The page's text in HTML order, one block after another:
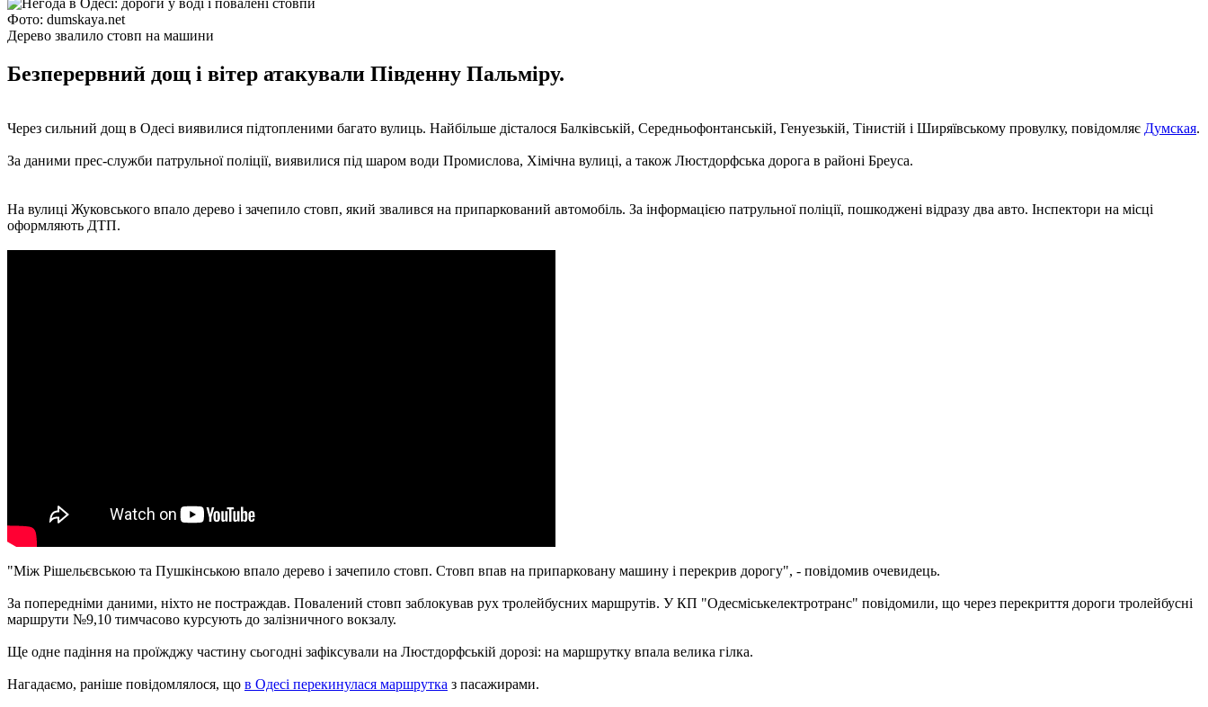
Фото: dumskaya.net
Дерево звалило стовп на машини
Безперервний дощ і вітер атакували Південну Пальміру.
Через сильний дощ в Одесі виявилися підтопленими багато вулиць. Найбільше дісталося Балківській, Середньофонтанській, Генуезькій, Тінистій і Ширяївському провулку, повідомляє Думская.
За даними прес-служби патрульної поліції, виявилися під шаром води Промислова, Хімічна вулиці, а також Люстдорфська дорога в районі Бреуса.
На вулиці Жуковського впало дерево і зачепило стовп, який звалився на припаркований автомобіль. За інформацією патрульної поліції, пошкоджені відразу два авто. Інспектори на місці
оформляють ДТП.
"Між Рішельєвською та Пушкінською впало дерево і зачепило стовп. Стовп впав на припарковану машину і перекрив дорогу", - повідомив очевидець.
За попередніми даними, ніхто не постраждав. Повалений стовп заблокував рух тролейбусних маршрутів. У КП "Одесміськелектротранс" повідомили, що через перекриття дороги тролейбусні
маршрути №9,10 тимчасово курсують до залізничного вокзалу.
Ще одне падіння на проїжджу частину сьогодні зафіксували на Люстдорфській дорозі: на маршрутку впала велика гілка.
Нагадаємо, раніше повідомлялося, що в Одесі перекинулася маршрутка з пасажирами.